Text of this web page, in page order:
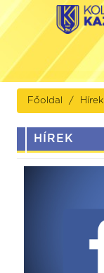
Főoldal Hírek
HÍREK